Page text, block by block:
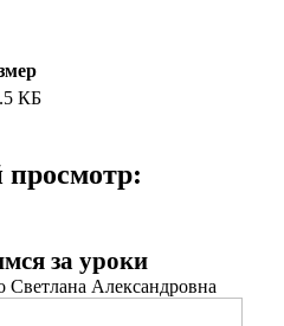
КБ
за уроки
Светлана Александровна